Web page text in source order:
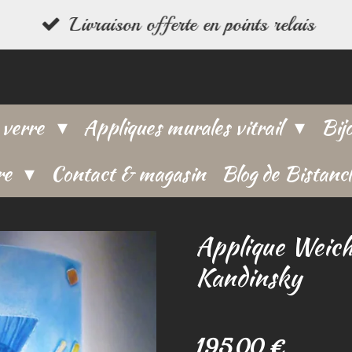
Livraison offerte en points relais
Appliques murales vitrail
Contact & magasin Blog de
Applique
Kandinsky